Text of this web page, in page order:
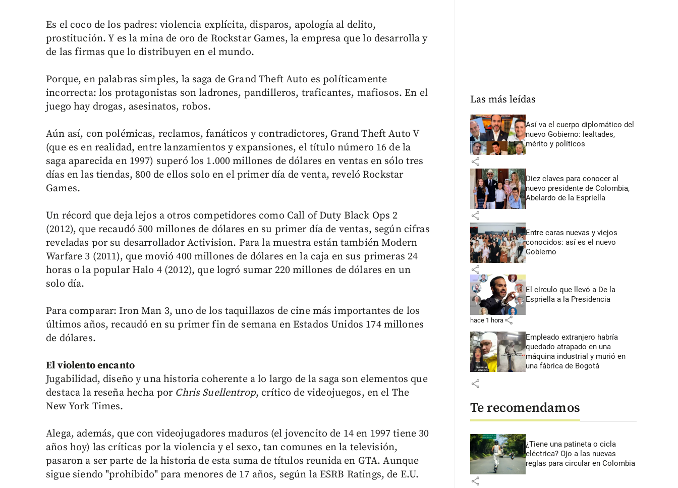
Es el coco de los padres: violencia explícita, disparos, apología al delito,
prostitución. Y es la mina de oro de Rockstar Games, la empresa que lo desarrolla y
de las firmas que lo distribuyen en el mundo.
Porque, en palabras simples, la saga de Grand Theft Auto es políticamente
incorrecta: los protagonistas son ladrones, pandilleros, traficantes, mafiosos. En el
juego hay drogas, asesinatos, robos.
Aún así, con polémicas, reclamos, fanáticos y contradictores, Grand Theft Auto V
(que es en realidad, entre lanzamientos y expansiones, el título número 16 de la
saga aparecida en 1997) superó los 1.000 millones de dólares en ventas en sólo tres
días en las tiendas, 800 de ellos solo en el primer día de venta, reveló Rockstar
Games.
Un récord que deja lejos a otros competidores como Call of Duty Black Ops 2
(2012), que recaudó 500 millones de dólares en su primer día de ventas, según cifras
reveladas por su desarrollador Activision. Para la muestra están también Modern
Warfare 3 (2011), que movió 400 millones de dólares en la caja en sus primeras 24
horas o la popular Halo 4 (2012), que logró sumar 220 millones de dólares en un
solo día.
Para comparar: Iron Man 3, uno de los taquillazos de cine más importantes de los
últimos años, recaudó en su primer fin de semana en Estados Unidos 174 millones
de dólares.
El violento encanto
Jugabilidad, diseño y una historia coherente a lo largo de la saga son elementos que
destaca la reseña hecha por Chris Suellentrop, crítico de videojuegos, en el The
New York Times.
Alega, además, que con videojugadores maduros (el jovencito de 14 en 1997 tiene 30
años hoy) las críticas por la violencia y el sexo, tan comunes en la televisión,
pasaron a ser parte de la historia de esta suma de títulos reunida en GTA. Aunque
sigue siendo "prohibido" para menores de 17 años, según la ESRB Ratings, de E.U.
Las más leídas
Así va el cuerpo diplomático del
nuevo Gobierno: lealtades,
mérito y políticos
share
Diez claves para conocer al
nuevo presidente de Colombia,
Abelardo de la Espriella
share
Entre caras nuevas y viejos
conocidos: así es el nuevo
Gobierno
share
El círculo que llevó a De la
Espriella a la Presidencia
hace 1 hora share
Empleado extranjero habría
quedado atrapado en una
máquina industrial y murió en
una fábrica de Bogotá
share
Te recomendamos
¿Tiene una patineta o cicla
eléctrica? Ojo a las nuevas
reglas para circular en Colombia
share